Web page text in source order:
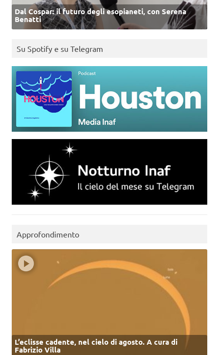
Dal Cospar: il futuro degli esopianeti, con Serena
Benatti
Su Spotify e su Telegram
Approfondimento
L’eclisse cadente, nel cielo di agosto. A cura di
Fabrizio Villa